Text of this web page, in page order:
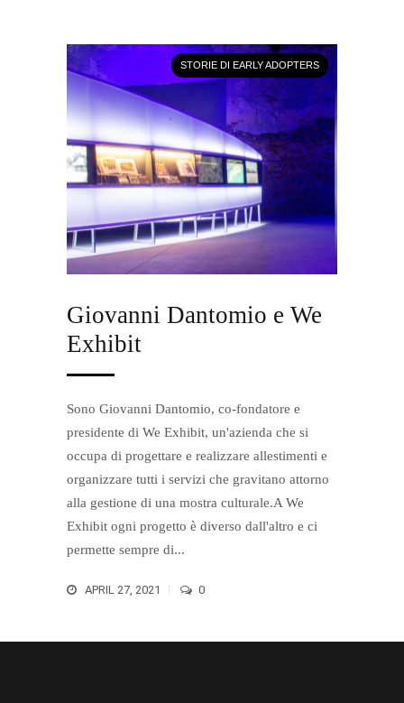
STORIE DI EARLY ADOPTERS
Giovanni Dantomio e We
Exhibit
Sono Giovanni Dantomio, co-fondatore e
presidente di We Exhibit, un'azienda che si
occupa di progettare e realizzare allestimenti e
organizzare tutti i servizi che gravitano attorno
alla gestione di una mostra culturale.A We
Exhibit ogni progetto è diverso dall'altro e ci
permette sempre di...
APRIL 27, 2021 0